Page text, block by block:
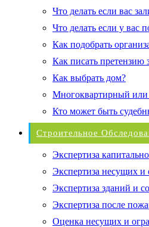
Что делать если вас
Что делать если у вас
Как подобрать
Как писать претензию
Как выбрать дом?
Многоквартирный
Кто может быть
Строительное
Экспертиза
Экспертиза несущих
Экспертиза зданий и
Экспертиза после
Оценка несущих и